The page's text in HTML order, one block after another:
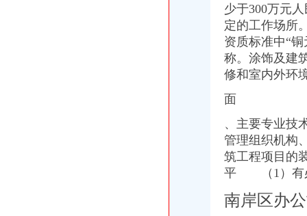
海棠溪街道开展幼儿园食品安全检查工作-重庆市南岸区人民
【呼吁相关部门早日解决海棠溪这一段的交通问题_重庆市公开信箱
重庆南岸区海棠溪街道办附近酒店_重庆南岸区海棠溪街道办附近宾馆
重庆南岸海棠溪民办大学招生,重庆南岸海棠溪民办职业学校,重庆南
重庆银监局关于重庆三峡银行股份有限公司子石支行开业的批复
泽科子石中心物业费是多少,泽科子石中心物业费多少钱一平-重
重庆公司变更：实力商家代办茶园新区（经开区）工商注册\变更\注销-
（正在办理）茶园新区LNG气化站办事结果-重庆市城乡建设委员会
少于300万元
定的工作场所
资质标准中“铜
称。涂饰及建
修和室内外环
面
、主要专业技
管理组织机
筑工程项目的
平 （1）有必
南岸区办